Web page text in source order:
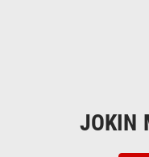
JOKIN